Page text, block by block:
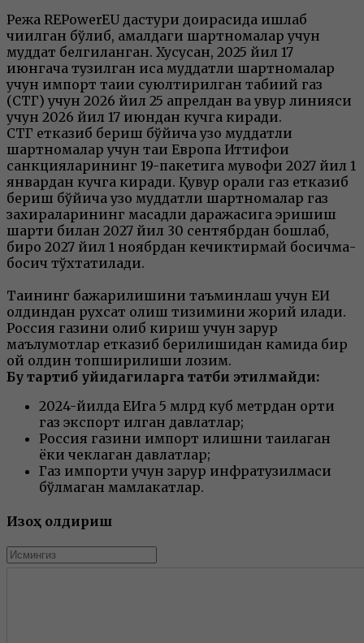
Режа REPowerEU дастури доирасида ишлаб
чиқилган бўлиб, амалдаги шартномалар учун
муддат белгиланган. Хусусан, 2025 йил 17
июнгача тузилган қисқа муддатли шартномалар
учун импорт тақиқи суюлтирилган табиий газ
(СТГ) учун 2026 йил 25 апрелдан ва қувур линияси
учун 2026 йил 17 июндан кучга киради.
СТГ етказиб бериш бўйича узоқ муддатли
шартномалар учун тақиқ Европа Иттифоқи
санкцияларининг 19-пакетига мувофиқ 2027 йил 1
январдан кучга киради. Қувур орқали газ етказиб
бериш бўйича узоқ муддатли шартномалар газ
захираларининг мақсадли даражасига эришиш
шарти билан 2027 йил 30 сентябрдан бошлаб,
бироқ 2027 йил 1 ноябрдан кечиктирмай босқичма-
босқич тўхтатилади.
Тақиқнинг бажарилишини таъминлаш учун ЕИ
олдиндан рухсат олиш тизимини жорий қилади.
Россия газини олиб кириш учун зарур
маълумотлар етказиб берилишидан камида бир
ой олдин топширилиши лозим.
Бу тартиб қуйидагиларга татбиқ этилмайди:
2024-йилда ЕИга 5 млрд куб метрдан ортиқ
газ экспорт қилган давлатлар;
Россия газини импорт қилишни тақиқлаган
ёки чеклаган давлатлар;
Газ импорти учун зарур инфратузилмаси
бўлмаган мамлакатлар.
Изоҳ қолдириш